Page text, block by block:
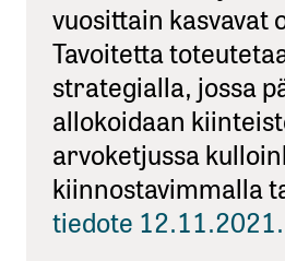
vuosittain kasvavat
Tavoitetta
strategialla, jossa
allokoidaan
arvoketjussa
kiinnostavimmalla
tiedote 12.11.2021.